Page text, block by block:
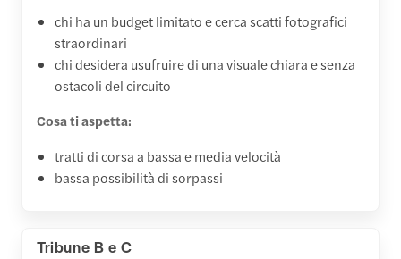
chi ha un budget limitato e cerca scatti fotografici
straordinari
chi desidera usufruire di una visuale chiara e senza
ostacoli del circuito
Cosa ti aspetta:
tratti di corsa a bassa e media velocità
bassa possibilità di sorpassi
Tribune B e C